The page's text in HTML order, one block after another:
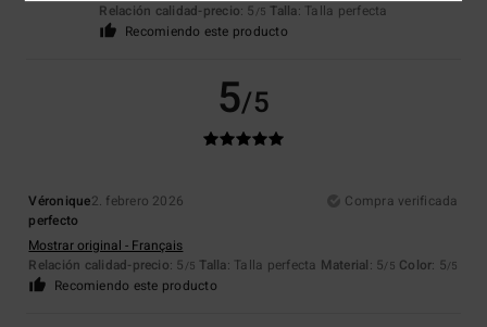
Relación calidad-precio: 5 /5 Talla: Talla perfecta
Recomiendo este producto
5/5
Véronique2. febrero 2026
Compra verificada
perfecto
Mostrar original - Français
Relación calidad-precio: 5 /5 Talla: Talla perfecta Material: 5/5 Color: 5/5
Recomiendo este producto